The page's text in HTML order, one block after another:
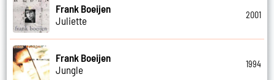
Frank Boeijen
Juliette
2001
Frank Boeijen
Jungle
1994